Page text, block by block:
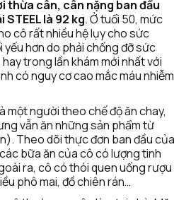
thừa cân, cân nặng ban đầu
là 92 kg. Ở tuổi 50, mức
cô rất nhiều hệ lụy cho sức
yếu hơn do phải chống đỡ sức
trong lần khám mới nhất với
có nguy cơ cao mắc máu nhiễm
một người theo chế độ ăn chay,
vẫn ăn những sản phẩm từ
Theo dõi thực đơn ban đầu của
bữa ăn của cô có lượng tinh
ra, cô có thói quen uống rượu
phô mai, đồ chiên rán…